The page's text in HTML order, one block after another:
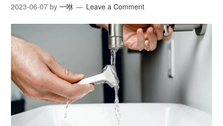
2023-06-07 by一咻 Leave a Comment